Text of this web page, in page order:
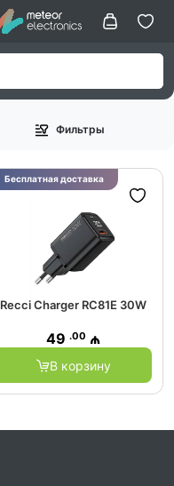
Фильтры
Recci Charger RC81E 30W
49 .00 ₼
В корзину
Бесплатная доставка